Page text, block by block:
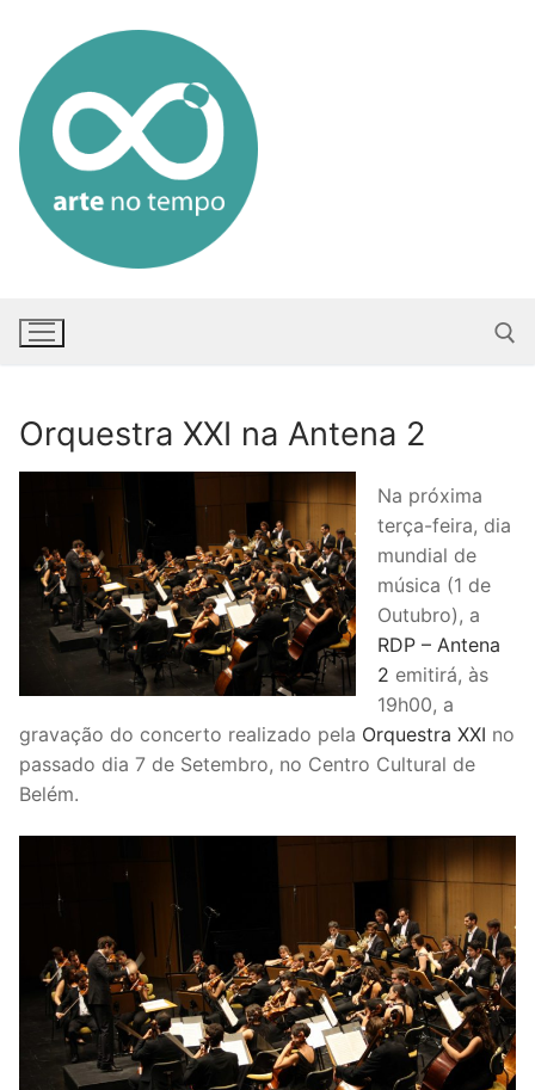
conteúdo
Orquestra XXI na Antena 2
Na próxima
terça-feira, dia
mundial de
música (1 de
Outubro), a
RDP – Antena
2 emitirá, às
19h00, a
gravação do concerto realizado pela Orquestra XXI no
passado dia 7 de Setembro, no Centro Cultural de
Belém.